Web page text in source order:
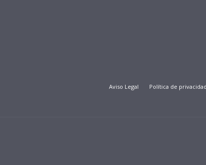
Aviso Legal Política de privacidad